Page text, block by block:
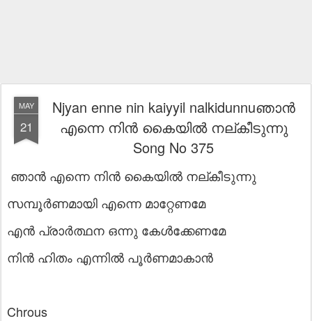
MAY
21
Njyan enne nin kaiyyil nalkidunnuഞാൻ
എന്നെ നിൻ കൈയിൽ നല്കീടുന്നു
Song No 375
ഞാൻ എന്നെ നിൻ കൈയിൽ നല്കീടുന്നു
സമ്പൂർണമായി എന്നെ മാറ്റേണമേ
എൻ പ്രാർത്ഥന ഒന്നു കേൾക്കേണമേ
നിൻ ഹിതം എന്നിൽ പൂർണമാകാൻ
Chrous